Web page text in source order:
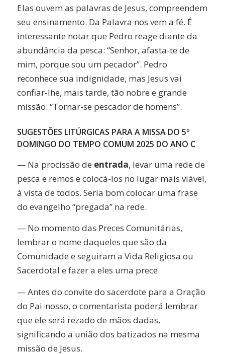
Elas ouvem as palavras de Jesus, compreendem
seu ensinamento. Da Palavra nos vem a fé. É
interessante notar que Pedro reage diante da
abundância da pesca: “Senhor, afasta-te de
mim, porque sou um pecador”. Pedro
reconhece sua indignidade, mas Jesus vai
confiar-lhe, mais tarde, tão nobre e grande
missão: “Tornar-se pescador de homens”.
SUGESTÕES LITÚRGICAS PARA A MISSA DO 5º
DOMINGO DO TEMPO COMUM 2025 DO ANO C
— Na procissão de entrada, levar uma rede de
pesca e remos e colocá-los no lugar mais viável,
à vista de todos. Seria bom colocar uma frase
do evangelho “pregada” na rede.
— No momento das Preces Comunitárias,
lembrar o nome daqueles que são da
Comunidade e seguiram a Vida Religiosa ou
Sacerdotal e fazer a eles uma prece.
— Antes do convite do sacerdote para a Oração
do Pai-nosso, o comentarista poderá lembrar
que ele será rezado de mãos dadas,
significando a união dos batizados na mesma
missão de Jesus.